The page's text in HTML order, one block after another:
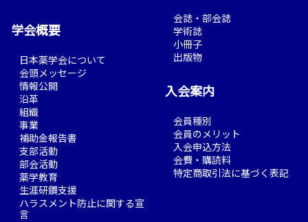
学会概要
日本薬学会について
会頭メッセージ
情報公開
沿革
組織
事業
補助金報告書
支部活動
部会活動
薬学教育
生涯研鑽支援
ハラスメント防止に関する宣
言
会誌・部会誌
学術誌
小冊子
出版物
入会案内
会員種別
会員のメリット
入会申込方法
会費・購読料
特定商取引法に基づく表記